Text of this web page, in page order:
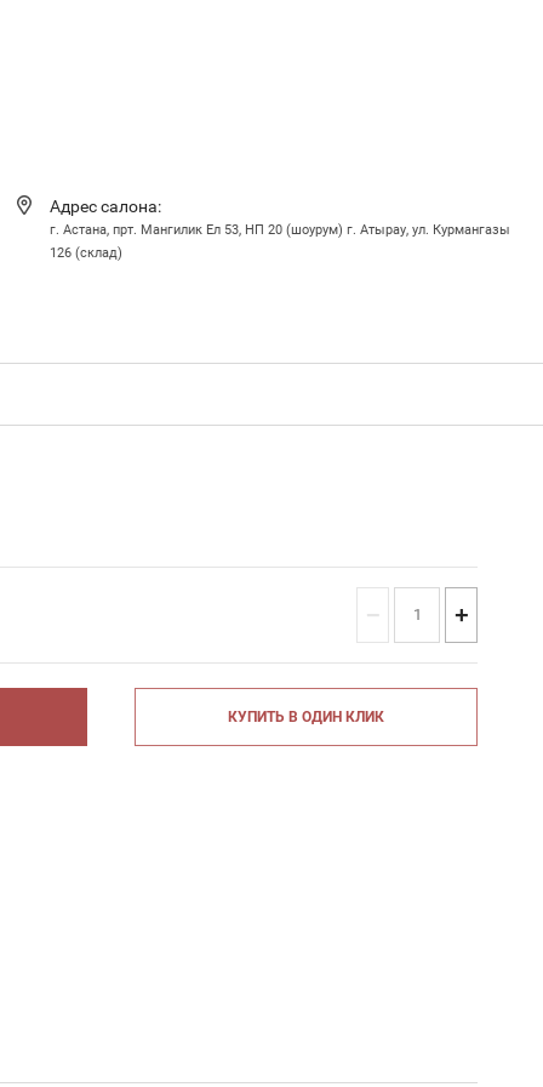
Адрес салона:
г. Астана, прт. Мангилик Ел 53, НП 20 (шоурум) г. Атырау, ул. Курмангазы
126 (склад)
− +
КУПИТЬ В ОДИН КЛИК